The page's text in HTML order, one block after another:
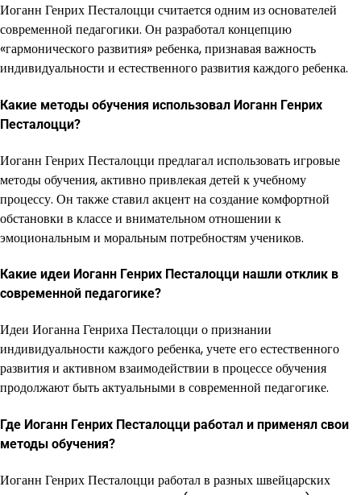
Иоганн Генрих Песталоцци считается одним из основателей
современной педагогики. Он разработал концепцию
«гармонического развития» ребенка, признавая важность
индивидуальности и естественного развития каждого ребенка.
Какие методы обучения использовал Иоганн Генрих
Песталоцци?
Иоганн Генрих Песталоцци предлагал использовать игровые
методы обучения, активно привлекая детей к учебному
процессу. Он также ставил акцент на создание комфортной
обстановки в классе и внимательном отношении к
эмоциональным и моральным потребностям учеников.
Какие идеи Иоганн Генрих Песталоцци нашли отклик в
современной педагогике?
Идеи Иоганна Генриха Песталоцци о признании
индивидуальности каждого ребенка, учете его естественного
развития и активном взаимодействии в процессе обучения
продолжают быть актуальными в современной педагогике.
Где Иоганн Генрих Песталоцци работал и применял свои
методы обучения?
Иоганн Генрих Песталоцци работал в разных швейцарских